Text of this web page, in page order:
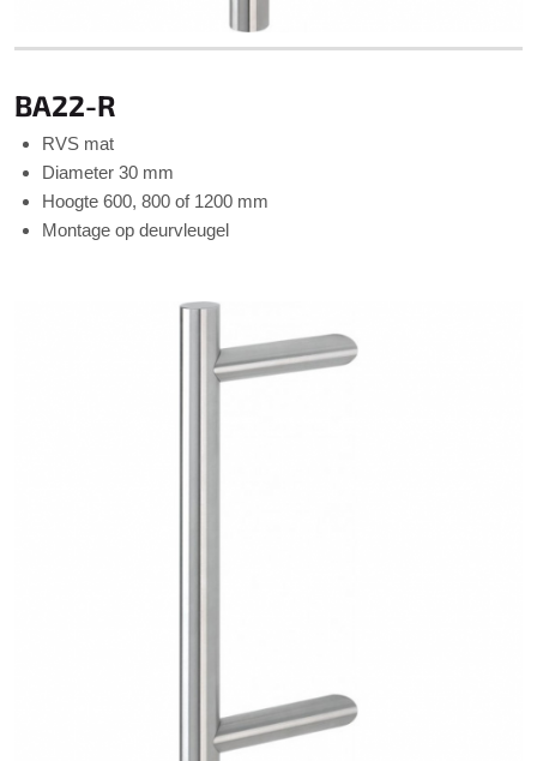
BA22-R
RVS mat
Diameter 30 mm
Hoogte 600, 800 of 1200 mm
Montage op deurvleugel